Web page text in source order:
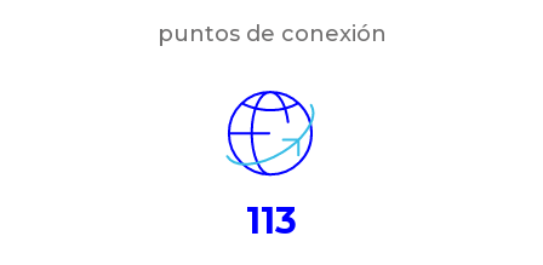
puntos de conexión
113